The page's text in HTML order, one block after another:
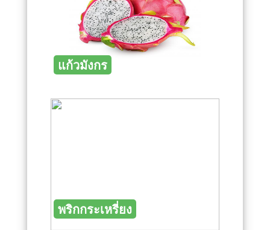
แก้วมังกร
พริกกระเหรี่ยง